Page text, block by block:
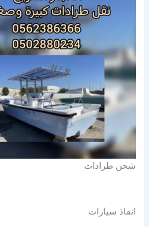
شحن طرادات
انقاذ سيارات